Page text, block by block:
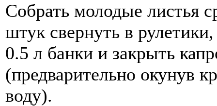
Собрать молодые листья
штук свернуть в
0.5 л банки и закрыть
(предварительно окунув
воду).